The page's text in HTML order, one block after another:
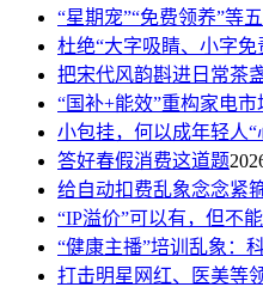
“星期宠”“免费领养”等
杜绝“大字吸睛、小字免
把宋代风韵斟进日常茶
“国补+能效”重构家电市
小包挂，何以成年轻人“
答好春假消费这道题
给自动扣费乱象念念紧
“IP溢价”可以有，但不
“健康主播”培训乱象：
打击明星网红、医美等